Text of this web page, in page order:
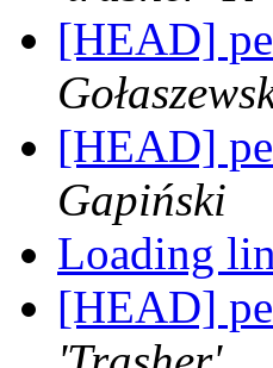
[HEAD]
[HEAD]
Gapiński
Loading
[HEAD]